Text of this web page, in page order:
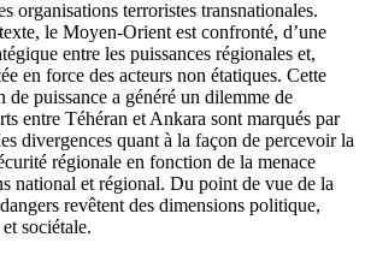
organisations terroristes transnationales.
le Moyen-Orient est confronté, d’une
entre les puissances régionales et,
en force des acteurs non étatiques. Cette
puissance a généré un dilemme de
entre Téhéran et Ankara sont marqués par
divergences quant à la façon de percevoir la
régionale en fonction de la menace
national et régional. Du point de vue de la
revêtent des dimensions politique,
sociétale.